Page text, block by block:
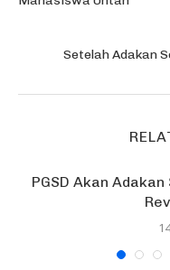
Setelah Adakan
PGSD Akan